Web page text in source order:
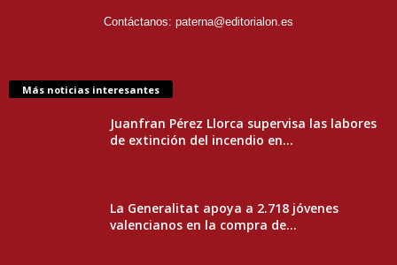
Contáctanos: paterna@editorialon.es
Más noticias interesantes
Juanfran Pérez Llorca supervisa las labores
de extinción del incendio en...
La Generalitat apoya a 2.718 jóvenes
valencianos en la compra de...